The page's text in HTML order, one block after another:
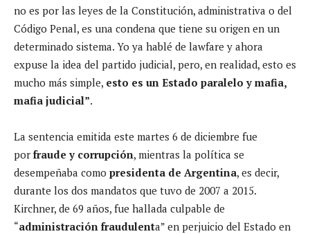
no es por las leyes de la Constitución, administrativa o del
Código Penal, es una condena que tiene su origen en un
determinado sistema. Yo ya hablé de lawfare y ahora
expuse la idea del partido judicial, pero, en realidad, esto es
mucho más simple, esto es un Estado paralelo y mafia,
mafia judicial”.
La sentencia emitida este martes 6 de diciembre fue
por fraude y corrupción, mientras la política se
desempeñaba como presidenta de Argentina, es decir,
durante los dos mandatos que tuvo de 2007 a 2015.
Kirchner, de 69 años, fue hallada culpable de
“administración fraudulenta” en perjuicio del Estado en